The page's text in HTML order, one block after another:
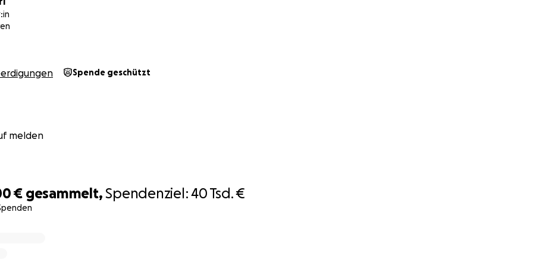
€ gesammelt,Spendenziel:40 Tsd. €
ihren geliebten kleinen
Brand in Wilhelmshaven am 23.06.2025 verloren.
der Familie als pädagogische Hilfe und Trauerbegleitung zur Seite.
Menschen aus der Gemeinschaft haben wir diesen
Spenden werden u.a. verwendet, um:
für Moussa zu decken
Spende geschützt
melden